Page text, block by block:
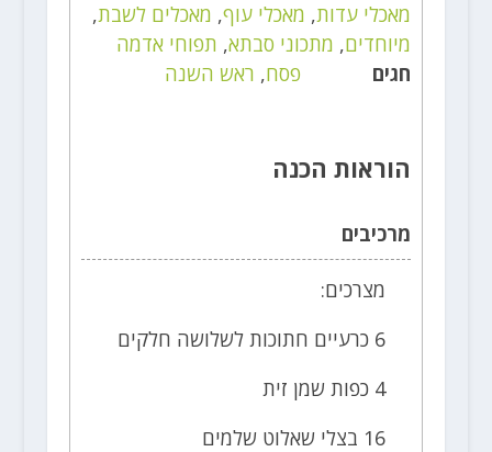
מאכלי עדות, מאכלי עוף, מאכלים לשבת,
מיוחדים, מתכוני סבתא, תפוחי אדמה
חגים
פסח, ראש השנה
הוראות הכנה
מרכיבים
מצרכים:
6 כרעיים חתוכות לשלושה חלקים
4 כפות שמן זית
16 בצלי שאלוט שלמים